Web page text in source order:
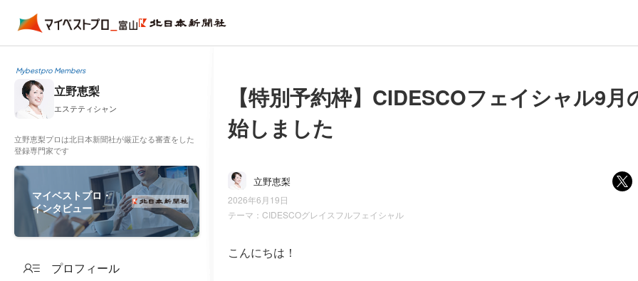
Mybestpro Members
立野恵梨
エステティシャン
立野恵梨プロは北日本新聞社が厳正なる審査をした
登録専門家です
マイベストプロ・
インタビュー
プロフィール
【特別予約枠】CIDESCOフェイシャル9月
始しました
立野恵梨
2026年6月19日
テーマ： CIDESCOグレイスフルフェイシャル
こんにちは！